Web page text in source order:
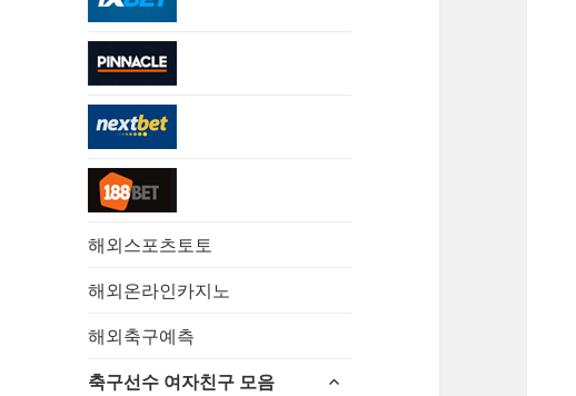
해외스포츠토토
해외온라인카지노
해외축구예측
축구선수 여자친구 모음
하